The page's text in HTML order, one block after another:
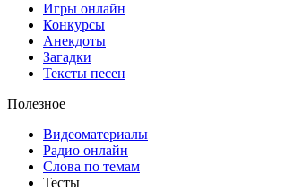
Игры онлайн
Конкурсы
Анекдоты
Загадки
Тексты песен
Полезное
Видеоматериалы
Радио онлайн
Слова по темам
Тесты